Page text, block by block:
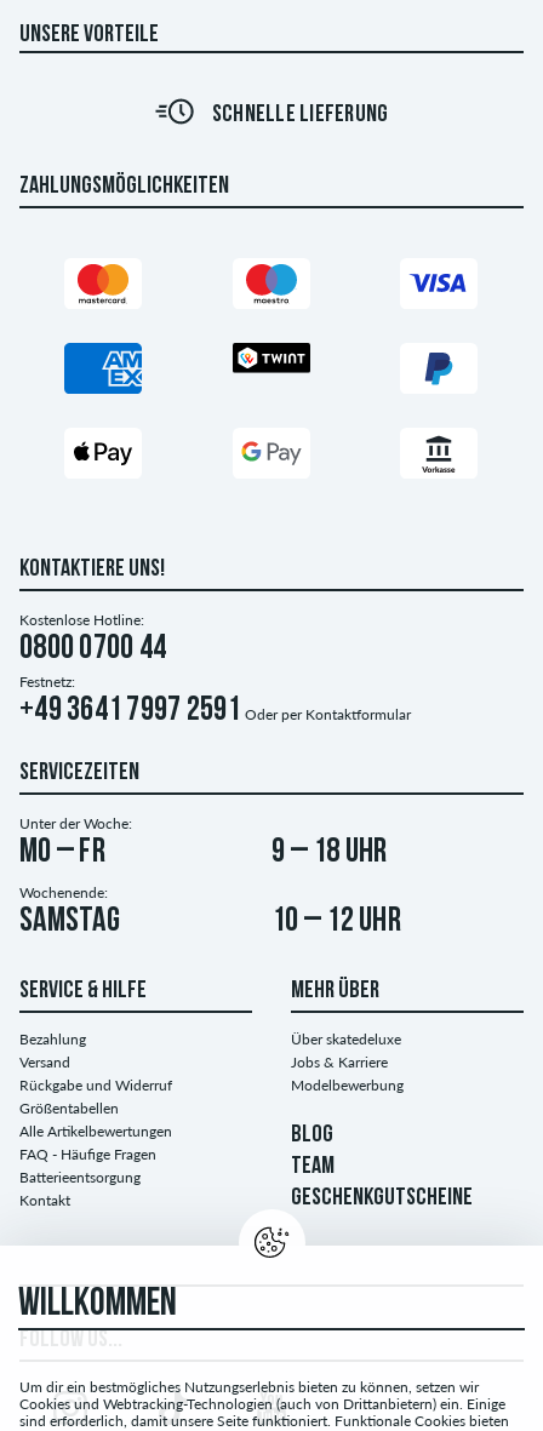
UNSERE VORTEILE
SCHNELLE LIEFERUNG
ZAHLUNGSMÖGLICHKEITEN
KONTAKTIERE UNS!
Kostenlose Hotline:
0800 0700 44
Festnetz:
+49 3641 7997 2591 Oder per Kontaktformular
SERVICEZEITEN
Unter der Woche:
Mo – Fr 9 – 18 Uhr
Wochenende:
Samstag 10 – 12 Uhr
SERVICE & HILFE
Bezahlung
Versand
Rückgabe und Widerruf
Größentabellen
Alle Artikelbewertungen
FAQ - Häufige Fragen
Batterieentsorgung
Kontakt
MEHR ÜBER
Über skatedeluxe
Jobs & Karriere
Modelbewerbung
BLOG
TEAM
GESCHENKGUTSCHEINE
WILLKOMMEN
Um dir ein bestmögliches Nutzungserlebnis bieten zu können, setzen wir
Cookies und Webtracking-Technologien (auch von Drittanbietern) ein. Einige
sind erforderlich, damit unsere Seite funktioniert. Funktionale Cookies bieten